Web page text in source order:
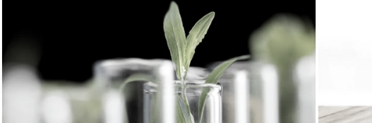
เกษตรศาสตร์ มีพื้นที่เขียวสดใส หนาแน่น
เป็นป่าในเมือง (URBAN FOREST)
เกษตรในเมือง (URBAN AGRICULTURE)
ที่นับรวมกันได้ประมาณ 1,400 ไร่